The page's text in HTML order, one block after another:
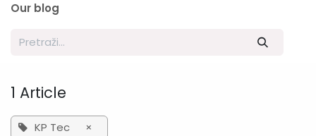
Our blog
1 Article
KP Tec ×